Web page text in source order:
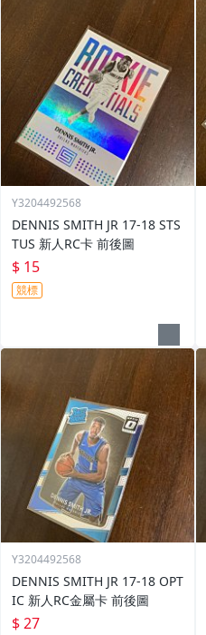
Y3204492568
DENNIS SMITH JR 17-18 STS
TUS 新人RC卡 前後圖
$ 15
競標
Y3204492568
DENNIS SMITH JR 17-18 OPT
IC 新人RC金屬卡 前後圖
$ 27